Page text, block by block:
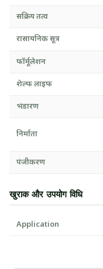
सक्रिय तत्व
रासायनिक सूत्र
फॉर्मूलेशन
शेल्फ लाइफ
भंडारण
निर्माता
पंजीकरण
खुराक और उपयोग विधि
Application